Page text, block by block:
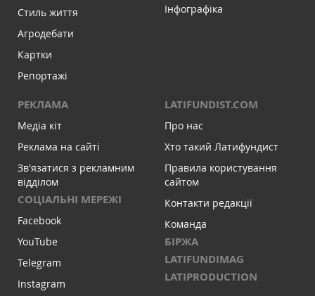
Стиль життя
Агродебати
Картки
Репортажі
Інфографіка
РЕКЛАМА
Медіа кіт
Реклама на сайті
Зв'язатися з рекламним
відділом
СОЦІАЛЬНІ МЕРЕЖІ
Facebook
YouTube
Telegram
Instagram
LATIFUNDIST.COM
Про нас
Хто такий Латифундист
Правила користування
сайтом
Контакти редакції
Команда
БІРЖА
LATIFUNDIMAG
LATIPRODUCTION